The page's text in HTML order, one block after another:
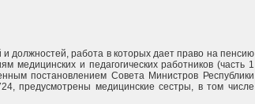
должностей, работа в которых дает право на пенсию
медицинских и педагогических работников (часть 1
постановлением Совета Министров Республики
предусмотрены медицинские сестры, в том числе